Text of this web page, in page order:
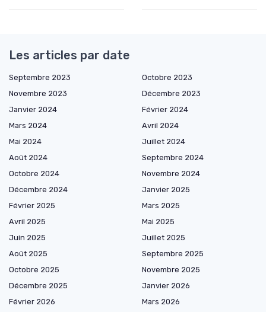
Les articles par date
Septembre 2023
Octobre 2023
Novembre 2023
Décembre 2023
Janvier 2024
Février 2024
Mars 2024
Avril 2024
Mai 2024
Juillet 2024
Août 2024
Septembre 2024
Octobre 2024
Novembre 2024
Décembre 2024
Janvier 2025
Février 2025
Mars 2025
Avril 2025
Mai 2025
Juin 2025
Juillet 2025
Août 2025
Septembre 2025
Octobre 2025
Novembre 2025
Décembre 2025
Janvier 2026
Février 2026
Mars 2026